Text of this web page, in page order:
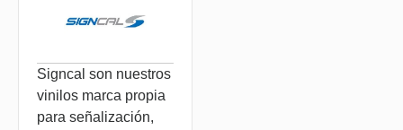
Signcal son nuestros
vinilos marca propia
para señalización,